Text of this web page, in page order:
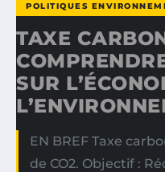
POLITIQUES
TAXE
SUR
EN BREF Taxe
de CO2. Objectif :